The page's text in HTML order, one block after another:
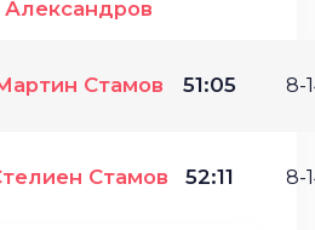
Александров
Стамов 51:05 8-
Стамов 52:11 8-